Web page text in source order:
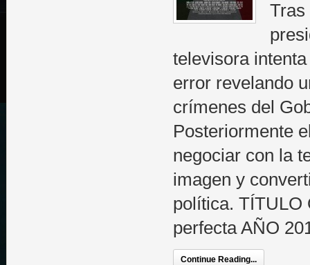
Tras
televisora
error revelando
crímenes del
Posteriormente
negociar con la
imagen y
política. TÍTULO
perfecta AÑO
Continue Reading...